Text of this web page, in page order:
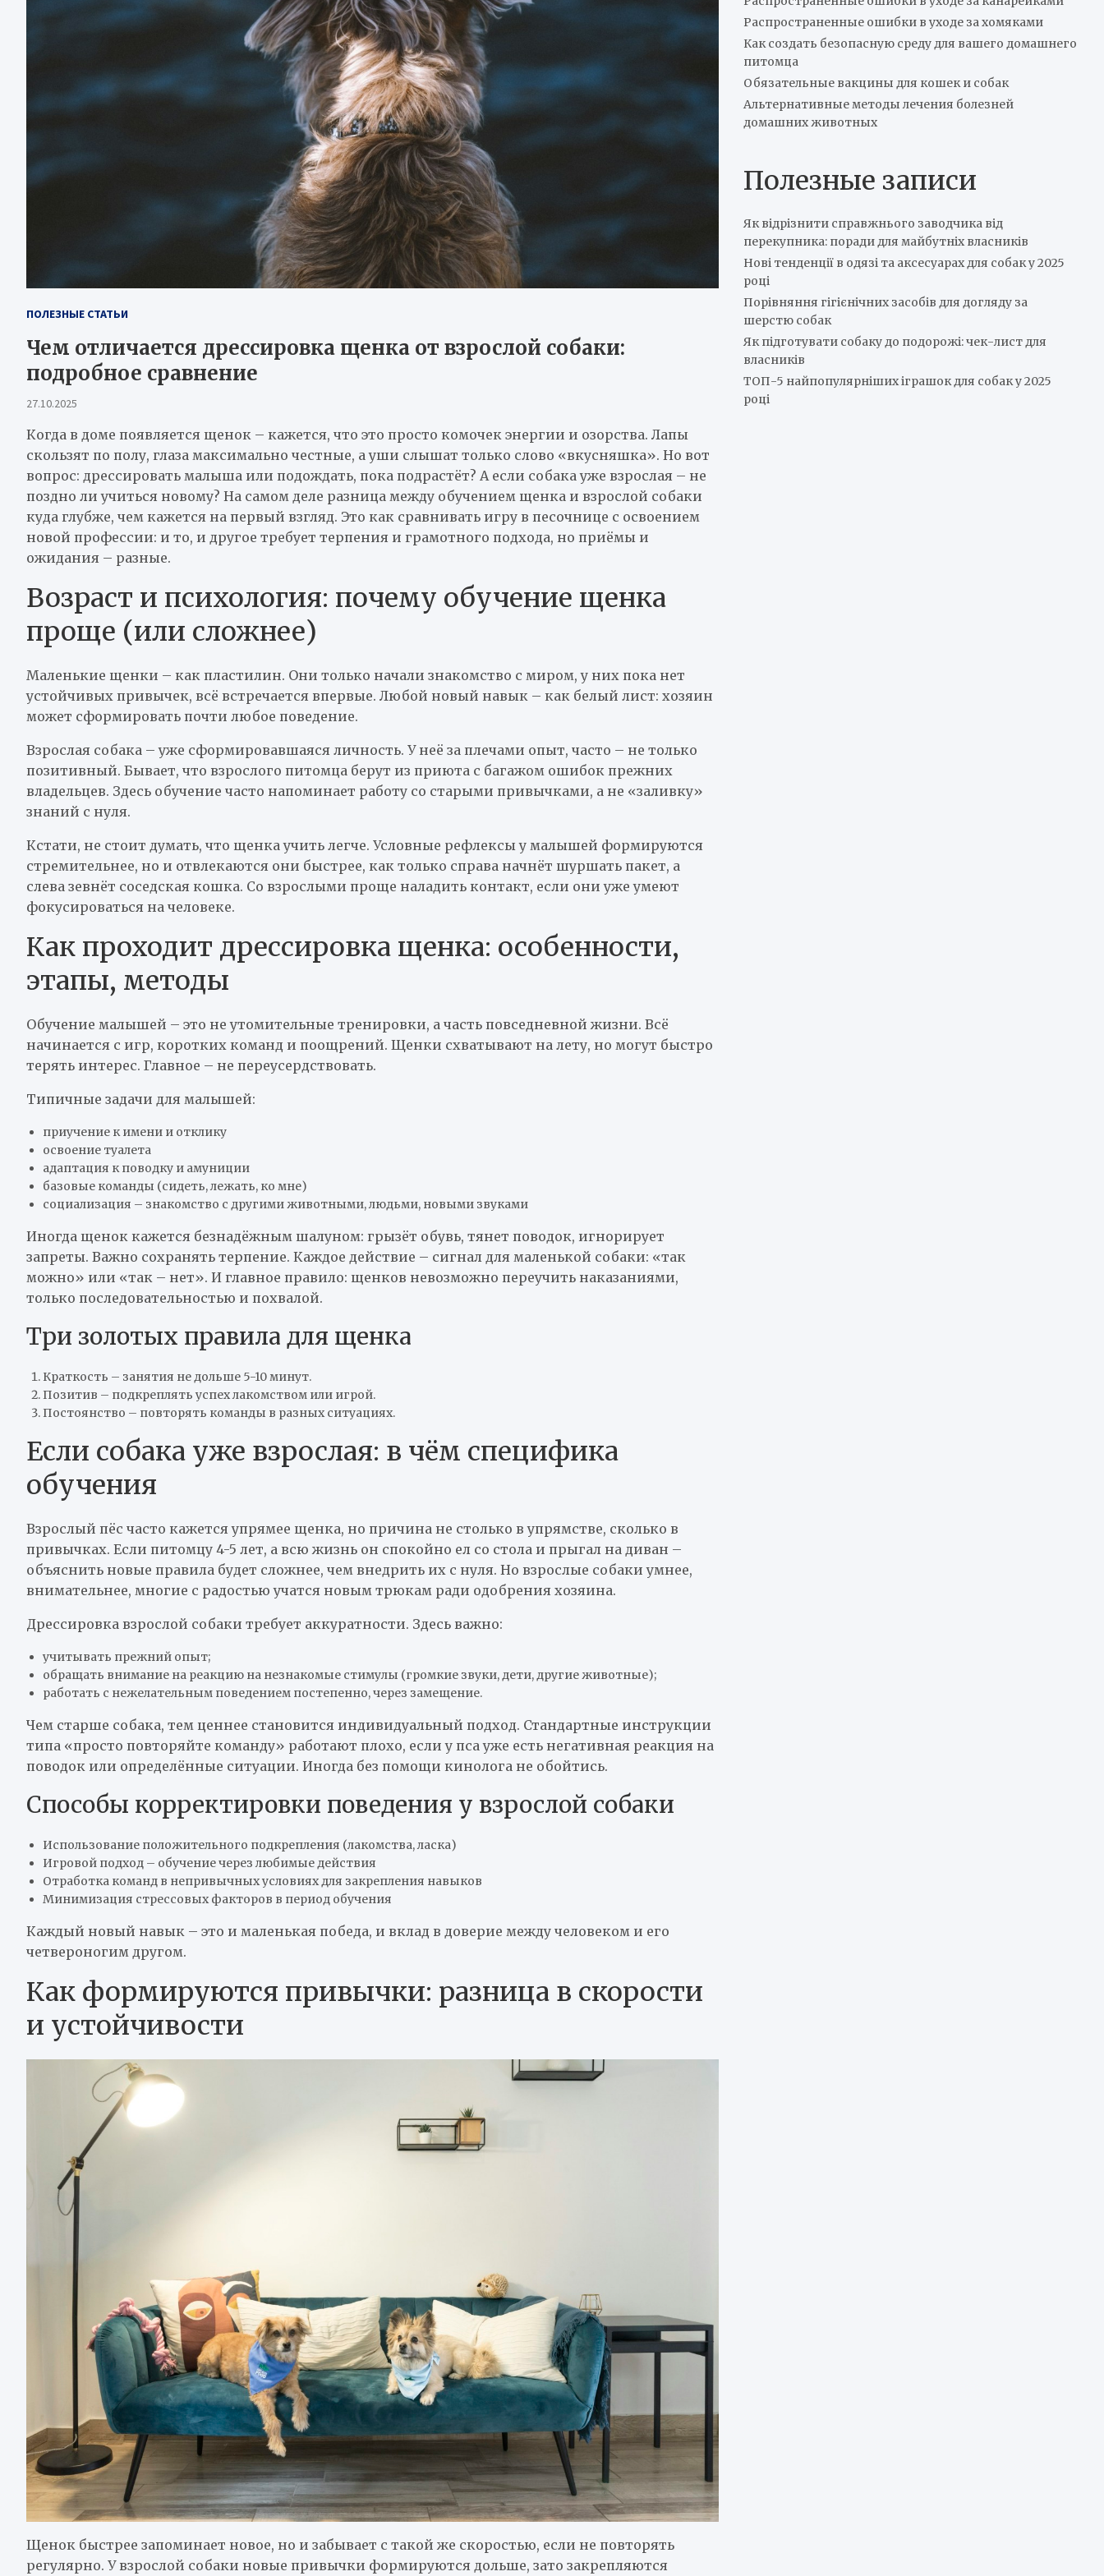
ПОЛЕЗНЫЕ СТАТЬИ
Чем отличается дрессировка щенка от взрослой собаки:
подробное сравнение
27.10.2025
Когда в доме появляется щенок – кажется, что это просто комочек энергии и озорства. Лапы
скользят по полу, глаза максимально честные, а уши слышат только слово «вкусняшка». Но вот
вопрос: дрессировать малыша или подождать, пока подрастёт? А если собака уже взрослая – не
поздно ли учиться новому? На самом деле разница между обучением щенка и взрослой собаки
куда глубже, чем кажется на первый взгляд. Это как сравнивать игру в песочнице с освоением
новой профессии: и то, и другое требует терпения и грамотного подхода, но приёмы и
ожидания – разные.
Возраст и психология: почему обучение щенка
проще (или сложнее)
Маленькие щенки – как пластилин. Они только начали знакомство с миром, у них пока нет
устойчивых привычек, всё встречается впервые. Любой новый навык – как белый лист: хозяин
может сформировать почти любое поведение.
Взрослая собака – уже сформировавшаяся личность. У неё за плечами опыт, часто – не только
позитивный. Бывает, что взрослого питомца берут из приюта с багажом ошибок прежних
владельцев. Здесь обучение часто напоминает работу со старыми привычками, а не «заливку»
знаний с нуля.
Кстати, не стоит думать, что щенка учить легче. Условные рефлексы у малышей формируются
стремительнее, но и отвлекаются они быстрее, как только справа начнёт шуршать пакет, а
слева зевнёт соседская кошка. Со взрослыми проще наладить контакт, если они уже умеют
фокусироваться на человеке.
Как проходит дрессировка щенка: особенности,
этапы, методы
Обучение малышей – это не утомительные тренировки, а часть повседневной жизни. Всё
начинается с игр, коротких команд и поощрений. Щенки схватывают на лету, но могут быстро
терять интерес. Главное – не переусердствовать.
Типичные задачи для малышей:
приучение к имени и отклику
освоение туалета
адаптация к поводку и амуниции
базовые команды (сидеть, лежать, ко мне)
социализация – знакомство с другими животными, людьми, новыми звуками
Иногда щенок кажется безнадёжным шалуном: грызёт обувь, тянет поводок, игнорирует
запреты. Важно сохранять терпение. Каждое действие – сигнал для маленькой собаки: «так
можно» или «так – нет». И главное правило: щенков невозможно переучить наказаниями,
только последовательностью и похвалой.
Три золотых правила для щенка
Краткость – занятия не дольше 5-10 минут.
Позитив – подкреплять успех лакомством или игрой.
Постоянство – повторять команды в разных ситуациях.
Если собака уже взрослая: в чём специфика
обучения
Взрослый пёс часто кажется упрямее щенка, но причина не столько в упрямстве, сколько в
привычках. Если питомцу 4-5 лет, а всю жизнь он спокойно ел со стола и прыгал на диван –
объяснить новые правила будет сложнее, чем внедрить их с нуля. Но взрослые собаки умнее,
внимательнее, многие с радостью учатся новым трюкам ради одобрения хозяина.
Дрессировка взрослой собаки требует аккуратности. Здесь важно:
учитывать прежний опыт;
обращать внимание на реакцию на незнакомые стимулы (громкие звуки, дети, другие животные);
работать с нежелательным поведением постепенно, через замещение.
Чем старше собака, тем ценнее становится индивидуальный подход. Стандартные инструкции
типа «просто повторяйте команду» работают плохо, если у пса уже есть негативная реакция на
поводок или определённые ситуации. Иногда без помощи кинолога не обойтись.
Способы корректировки поведения у взрослой собаки
Использование положительного подкрепления (лакомства, ласка)
Игровой подход – обучение через любимые действия
Отработка команд в непривычных условиях для закрепления навыков
Минимизация стрессовых факторов в период обучения
Каждый новый навык – это и маленькая победа, и вклад в доверие между человеком и его
четвероногим другом.
Как формируются привычки: разница в скорости
и устойчивости
Щенок быстрее запоминает новое, но и забывает с такой же скоростью, если не повторять
регулярно. У взрослой собаки новые привычки формируются дольше, зато закрепляются
Распространенные ошибки в уходе за хомяками
Как создать безопасную среду для вашего домашнего
питомца
Обязательные вакцины для кошек и собак
Альтернативные методы лечения болезней
домашних животных
Полезные записи
Як відрізнити справжнього заводчика від
перекупника: поради для майбутніх власників
Нові тенденції в одязі та аксесуарах для собак у 2025
році
Порівняння гігієнічних засобів для догляду за
шерстю собак
Як підготувати собаку до подорожі: чек-лист для
власників
ТОП-5 найпопулярніших іграшок для собак у 2025
році